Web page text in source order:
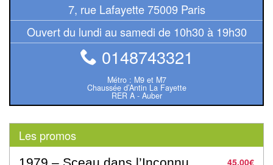
Jeux
abstraits
Accessoires
7, rue Lafayette 75009 Paris
Ouvert du lundi au samedi de 10h30 à 19h30
0148743321
Métro : M9 et M7
Chaussée d’Antin La Fayette
RER A - Auber
Les promos
45,00€
1979 – Sceau dans l’Inconnu